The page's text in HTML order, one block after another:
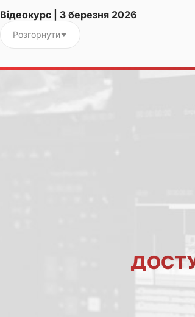
Відеокурс | 3 березня 2026
Розгорнути